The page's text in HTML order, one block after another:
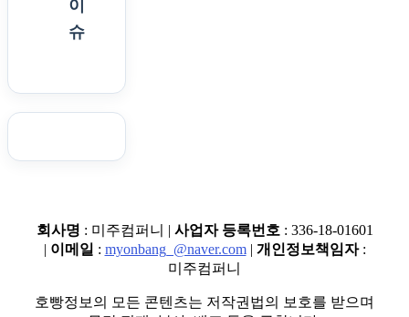
이
슈
회사명 : 미주컴퍼니 | 사업자 등록번호 : 336-18-01601
| 이메일 : myonbang_@naver.com| 개인정보책임자:
미주컴퍼니
호빵정보의 모든 콘텐츠는 저작권법의 보호를 받으며